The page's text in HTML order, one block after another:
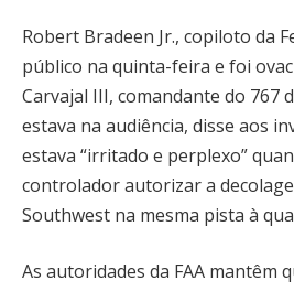
Robert Bradeen Jr., copiloto da
público na quinta-feira e foi
Carvajal III, comandante do 767
estava na audiência, disse aos
estava “irritado e perplexo”
controlador autorizar a
Southwest na mesma pista à
As autoridades da FAA mantêm